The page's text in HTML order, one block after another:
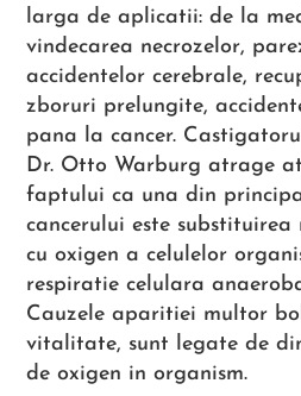
larga de aplicatii: de la
vindecarea necrozelor,
accidentelor cerebrale,
zboruri prelungite,
pana la cancer.
Dr. Otto Warburg atrage
faptului ca una din
cancerului este
cu oxigen a celulelor
respiratie celulara
Cauzele aparitiei multor
vitalitate, sunt legate de
de oxigen in organism.